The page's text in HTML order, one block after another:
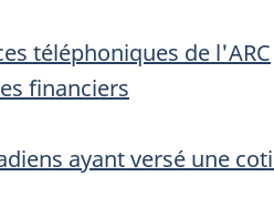
téléphoniques de l'ARC
financiers
ayant versé une